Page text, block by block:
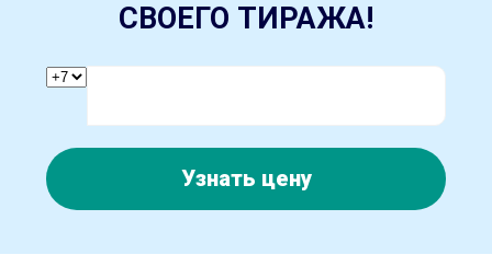
СВОЕГО ТИРАЖА!
Узнать цену